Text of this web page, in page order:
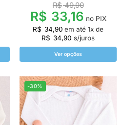
R$49,90
R$ 33,16 no PIX
R$ 34,90 em até 1x de
R$ 34,90 s/juros
Ver opções
-30%